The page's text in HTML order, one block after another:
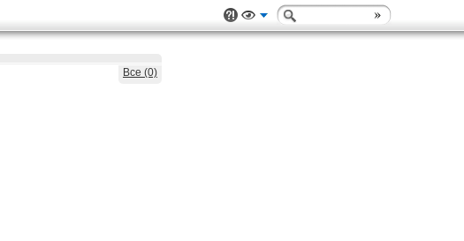
Все (0)